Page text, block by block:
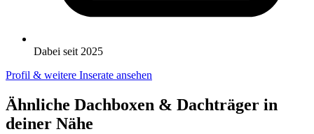
Dabei seit 2025
Profil & weitere Inserate ansehen
Ähnliche Dachboxen & Dachträger in
deiner Nähe